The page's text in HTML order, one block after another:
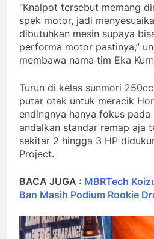
“Knalpot tersebut memang
spek motor, jadi
dibutuhkan mesin supaya
performa motor pastinya,”
membawa nama tim Eka
Turun di kelas sunmori
putar otak untuk meracik
endingnya hanya fokus
andalkan standar remap aja
sekitar 2 hingga 3 HP
Project.
BACA JUGA : MBRTech
Ban Masih Podium Rookie